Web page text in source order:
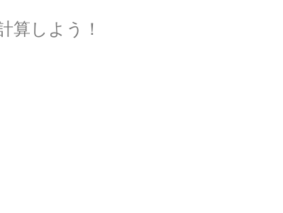
算しよう！